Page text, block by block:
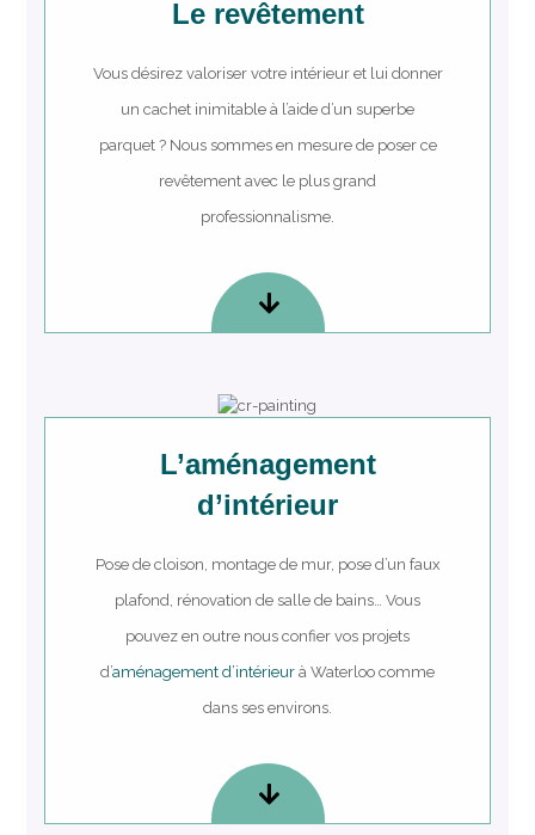
Le revêtement
Vous désirez valoriser votre intérieur et lui donner
un cachet inimitable à l’aide d’un superbe
parquet ? Nous sommes en mesure de poser ce
revêtement avec le plus grand
professionnalisme.
L’aménagement
d’intérieur
Pose de cloison, montage de mur, pose d’un faux
plafond, rénovation de salle de bains… Vous
pouvez en outre nous confier vos projets
d’aménagement d’intérieur à Waterloo comme
dans ses environs.